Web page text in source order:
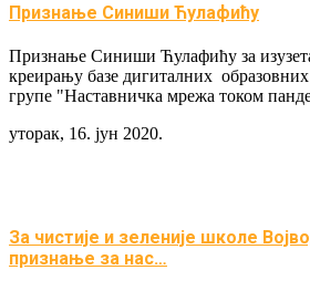
Признање Синиши Ћулафићу
Признање Синиши Ћулафићу за
креирању базе дигиталних
групе "Наставничка мрежа током
уторак, 16. јун 2020.
За чистије и зеленије школе
признање за нас…